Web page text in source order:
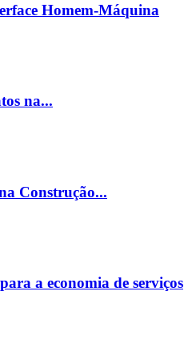
Homem-Máquina
na...
Construção...
a economia de serviços